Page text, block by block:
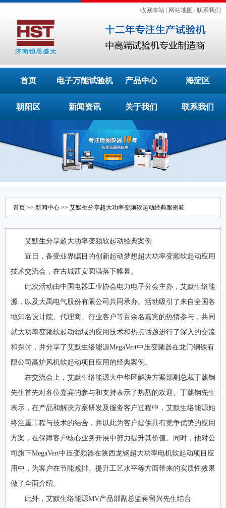
收藏本站 网站地图 联系我们
首页 电子万能试验机 产品中心 海淀区
朝阳区 新闻资讯 关于我们 联系我们
首页 >> 新闻中心 >> 艾默生分享超大功率变频软起动经典案例咗
艾默生分享超大功率变频软起动经典案例
近日，备受业界瞩目的创新起动梦想超大功率变频软起动应用
技术交流会，在古城西安圆满落下帷幕。
此次活动由中国电器工业协会电力电子分会主办，艾默生络能
源，以及大禹电气股份有限公司共同承办。活动吸引了来自全国各
地知名设计院、代理商、行业客户等百余名嘉宾的热情参与，共同
就大功率变频软起动领域的应用技术和热点话题进行了深入的交流
和探讨，并分享了艾默生络能源MegaVert中压变频器在龙门钢铁有
限公司高炉风机软起动项目应用的经典案例。
在交流会上，艾默生络能源大中华区解决方案部副总裁丁麒钢
先生首先对各位嘉宾的参与和支持表示了热烈的欢迎。丁麒钢先生
表示，在产品和解决方案研发及服务客户过程中，艾默生络能源始
终注重工程与技术的结合，并以此为客户提供具有竞争优势的应用
方案，在保障客户核心业务开展中努力提升其价值。同时，他对公
司旗下MegaVert中压变频器在陕西龙钢超大功率电机软起动项目应
用中，为客户在节能减排、提升工艺水平等方面带来的实质性效果
做了全面介绍。
此外，艾默生络能源MV产品部副总监蒋留兴先生结合